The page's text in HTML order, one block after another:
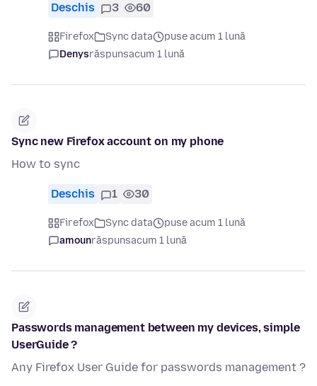
Deschis 3 60
Firefox Sync data
puse acum 1 lună
Denysrăspunsacum 1 lună
Sync new Firefox account on my phone
How to sync
Deschis 1 30
Firefox Sync data
puse acum 1 lună
amounrăspunsacum 1 lună
Passwords management between my devices, simple
UserGuide ?
Any Firefox User Guide for passwords management ?